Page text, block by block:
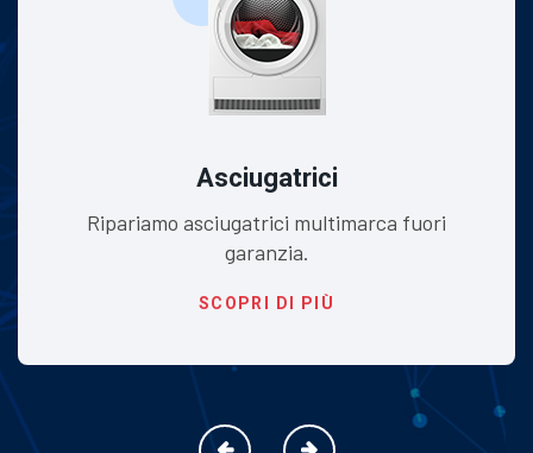
Asciugatrici
Ripariamo asciugatrici multimarca fuori
garanzia.
SCOPRI DI PIÙ